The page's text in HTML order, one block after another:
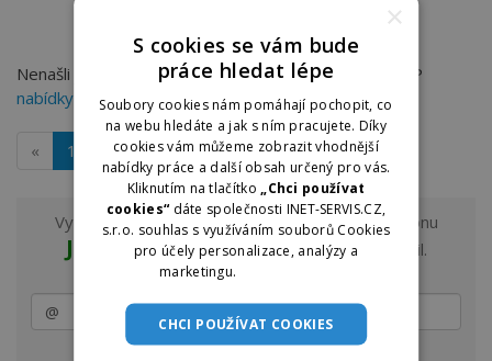
Nenašli jste práci, kterou hledáte? Můžete zkusit TOP
nabídky práce v Jindřichově Hradcina dobraprace.cz
« 1
Vyzkoušejte odběr nových nabídek práce z regionu
Jindřichův Hradec a okolí na e-mail.
×
S cookies se vám bude
práce hledat lépe
Soubory cookies nám pomáhají pochopit, co
na webu hledáte a jak s ním pracujete. Díky
cookies vám můžeme zobrazit vhodnější
nabídky práce a další obsah určený pro vás.
Kliknutím na tlačítko
„Chci používat
cookies“ dáte společnosti INET-SERVIS.CZ,
s.r.o. souhlas s využíváním souborů Cookies
pro účely personalizace, analýzy a
marketingu.
CHCI POUŽÍVAT COOKIES